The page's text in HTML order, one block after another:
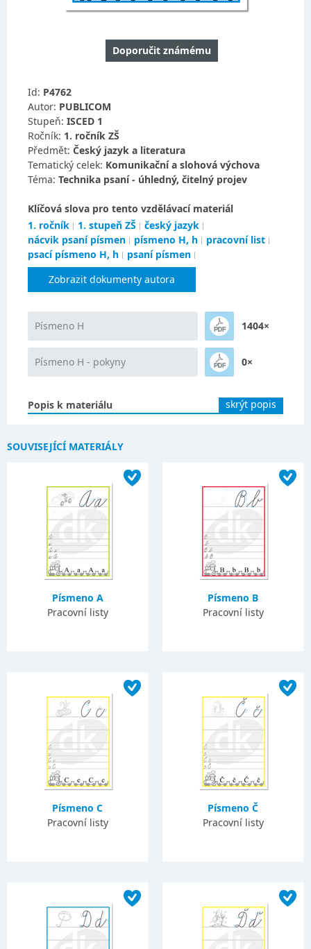
Doporučit známému
Id: P4762
Autor: PUBLICOM
Stupeň: ISCED 1
Ročník: 1. ročník ZŠ
Předmět: Český jazyk a literatura
Tematický celek: Komunikační a slohová výchova
Téma: Technika psaní - úhledný, čitelný projev
Klíčová slova pro tento vzdělávací materiál
1. ročník
1. stupeň ZŠ
český jazyk
nácvik psaní písmen
písmeno H, h
pracovní list
psací písmeno H, h
psaní písmen
Zobrazit dokumenty autora
Písmeno H 1404×
Písmeno H - pokyny 0×
Popis k materiálu skrýt popis
SOUVISEJÍCÍ MATERIÁLY
Písmeno A
Pracovní listy
Písmeno B
Pracovní listy
Písmeno C
Pracovní listy
Písmeno Č
Pracovní listy